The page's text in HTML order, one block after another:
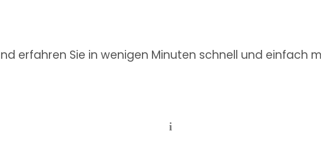
erfahren Sie in wenigen Minuten schnell und einfach
i